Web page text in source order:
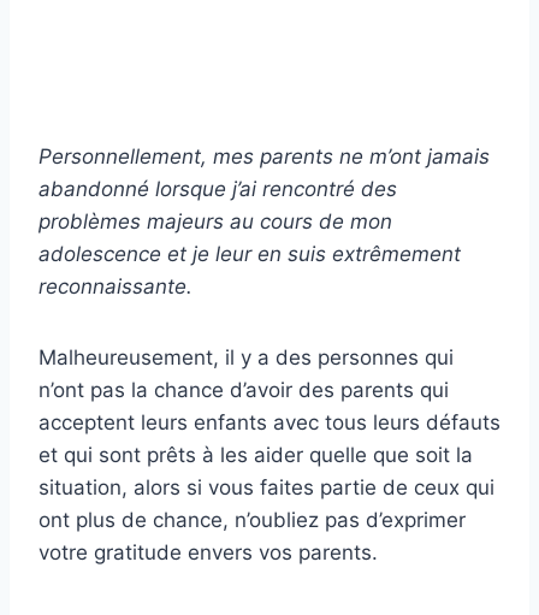
Personnellement, mes parents ne m’ont jamais
abandonné lorsque j’ai rencontré des
problèmes majeurs au cours de mon
adolescence et je leur en suis extrêmement
reconnaissante.
Malheureusement, il y a des personnes qui
n’ont pas la chance d’avoir des parents qui
acceptent leurs enfants avec tous leurs défauts
et qui sont prêts à les aider quelle que soit la
situation, alors si vous faites partie de ceux qui
ont plus de chance, n’oubliez pas d’exprimer
votre gratitude envers vos parents.